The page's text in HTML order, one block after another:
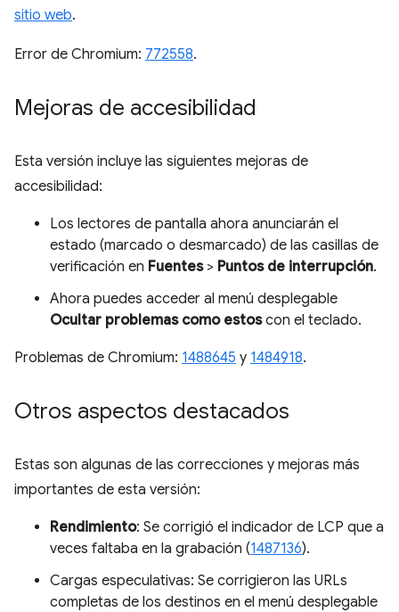
sitio web.
Error de Chromium: 772558.
Mejoras de accesibilidad
Esta versión incluye las siguientes mejoras de
accesibilidad:
Los lectores de pantalla ahora anunciarán el
estado (marcado o desmarcado) de las casillas de
verificación en Fuentes> Puntos de interrupción.
Ahora puedes acceder al menú desplegable
Ocultar problemas como estoscon el teclado.
Problemas de Chromium: 1488645 y 1484918.
Otros aspectos destacados
Estas son algunas de las correcciones y mejoras más
importantes de esta versión:
Rendimiento: Se corrigió el indicador de LCP que a
veces faltaba en la grabación (1487136).
Cargas especulativas: Se corrigieron las URLs
completas de los destinos en el menú desplegable